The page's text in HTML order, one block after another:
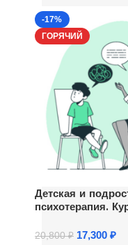
-17%
ГОРЯЧИЙ
Детская и
психотерапия.
20,800₽ 17,300 ₽